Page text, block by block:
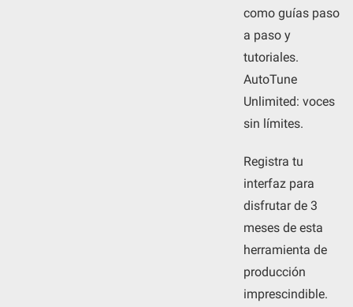
como guías paso
a paso y
tutoriales.
AutoTune
Unlimited: voces
sin límites.
Registra tu
interfaz para
disfrutar de 3
meses de esta
herramienta de
producción
imprescindible.